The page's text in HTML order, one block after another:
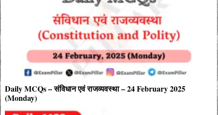
Daily MCQs – संविधान एवं राजव्यवस्था – 24 February 2025
(Monday)